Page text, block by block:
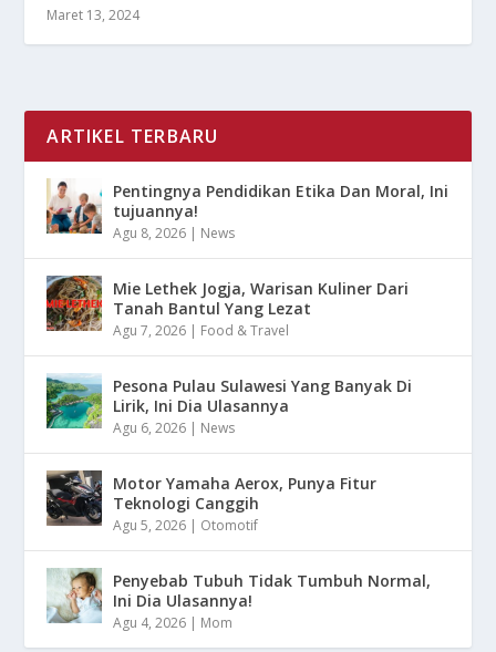
Maret 13, 2024
ARTIKEL TERBARU
Pentingnya Pendidikan Etika Dan Moral, Ini
tujuannya!
Agu 8, 2026 | News
Mie Lethek Jogja, Warisan Kuliner Dari
Tanah Bantul Yang Lezat
Agu 7, 2026 | Food & Travel
Pesona Pulau Sulawesi Yang Banyak Di
Lirik, Ini Dia Ulasannya
Agu 6, 2026 | News
Motor Yamaha Aerox, Punya Fitur
Teknologi Canggih
Agu 5, 2026 | Otomotif
Penyebab Tubuh Tidak Tumbuh Normal,
Ini Dia Ulasannya!
Agu 4, 2026 | Mom